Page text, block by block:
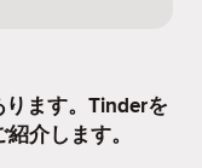
ます。Tinderを
介します。